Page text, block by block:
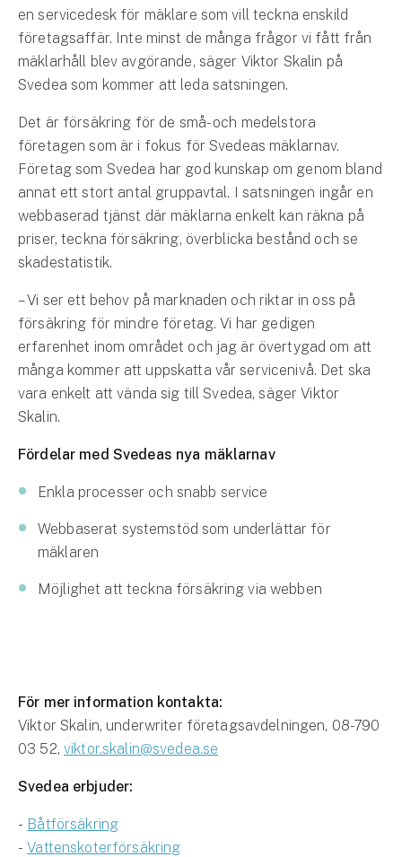
Hyresrättsförsäkring
Fritidshusförsäkring
Företagsförsäkring
Bilförsäkring för företag
Släpvagnsförsäkring
För förmedlare
Gruppförsäkringar
Kommunolycksfall
Se alla försäkringar
en servicedesk för mäklare som vill teckna enskild
företagsaffär. Inte minst de många frågor vi fått från
mäklarhåll blev avgörande, säger Viktor Skalin på
Svedea som kommer att leda satsningen.
Det är försäkring för de små- och medelstora
företagen som är i fokus för Svedeas mäklarnav.
Företag som Svedea har god kunskap om genom bland
annat ett stort antal gruppavtal. I satsningen ingår en
webbaserad tjänst där mäklarna enkelt kan räkna på
priser, teckna försäkring, överblicka bestånd och se
skadestatistik.
– Vi ser ett behov på marknaden och riktar in oss på
försäkring för mindre företag. Vi har gedigen
erfarenhet inom området och jag är övertygad om att
många kommer att uppskatta vår servicenivå. Det ska
vara enkelt att vända sig till Svedea, säger Viktor
Skalin.
Fördelar med Svedeas nya mäklarnav
Enkla processer och snabb service
Webbaserat systemstöd som underlättar för
mäklaren
Möjlighet att teckna försäkring via webben
För mer information kontakta:
Viktor Skalin, underwriter företagsavdelningen, 08-790
03 52, viktor.skalin@svedea.se
Svedea erbjuder:
- Båtförsäkring
-Vattenskoterförsäkring